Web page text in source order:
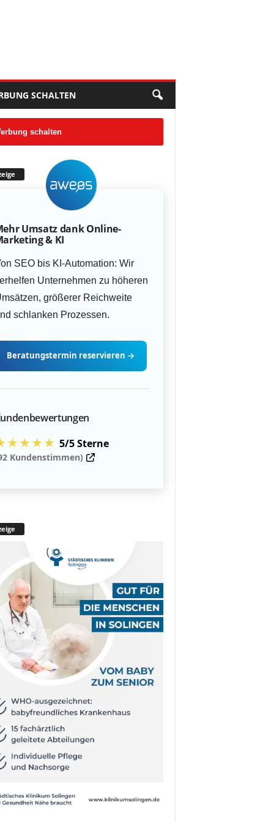
SCHALTEN
schalten
Umsatz dank Online-
& KI
SEO bis KI-Automation: Wir
Unternehmen zu höheren
größerer Reichweite
schlanken Prozessen.
Beratungstermin reservieren →
5/5 Sterne
Kundenstimmen)